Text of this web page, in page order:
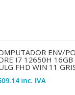
ENV/
I7 12650H
FHD WIN 11
inc. IVA